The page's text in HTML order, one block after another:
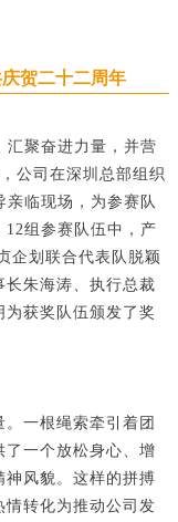
贺二十二周年
汇聚奋进力量，并营
公司在深圳总部组织
亲临现场，为参赛队
12组参赛队伍中，产
企划联合代表队脱颖
朱海涛、执行总裁
获奖队伍颁发了奖
一根绳索牵引着团
了一个放松身心、增
风貌。这样的拼搏
转化为推动公司发